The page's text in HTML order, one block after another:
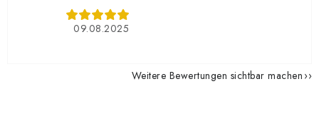
09.08.2025
Weitere Bewertungen sichtbar machen